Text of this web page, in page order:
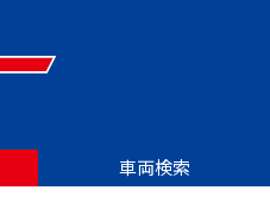
車両検索